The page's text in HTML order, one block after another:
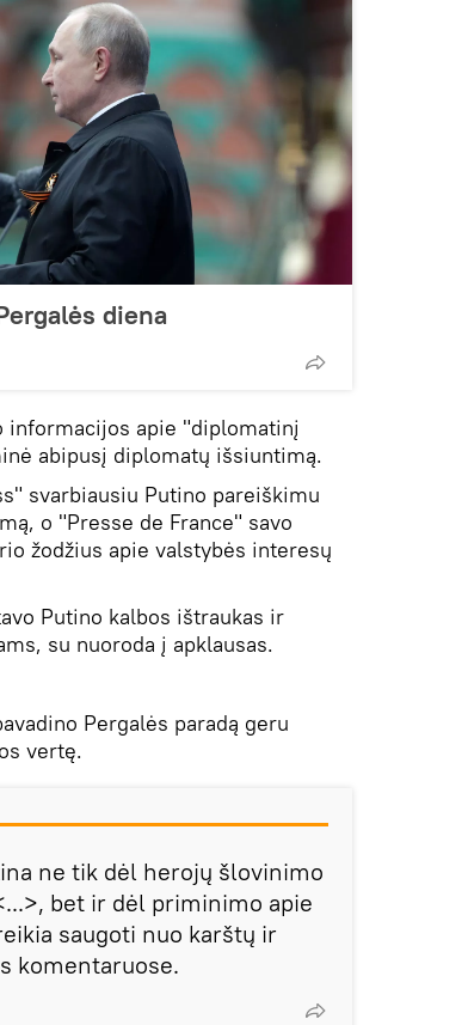
diena
informacijos apie "diplomatinį
abipusį diplomatų išsiuntimą.
svarbiausiu Putino pareiškimu
o "Presse de France" savo
žodžius apie valstybės interesų
Putino kalbos ištraukas ir
su nuoroda į apklausas.
Pergalės paradą geru
vertę.
ne tik dėl herojų šlovinimo
bet ir dėl priminimo apie
saugoti nuo karštų ir
komentaruose.